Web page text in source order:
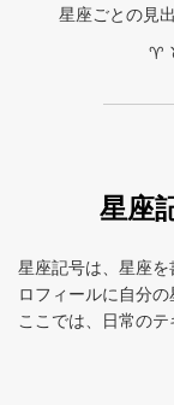
星座ごとの見
♈︎
星座
星座記号は、星座
ロフィールに自分
ここでは、日常のテ